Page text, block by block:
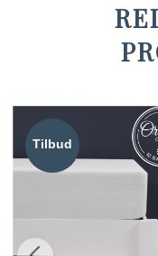
Tilbud